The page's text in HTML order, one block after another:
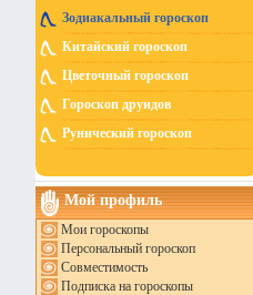
Зодиакальный гороскоп
Китайский гороскоп
Цветочный гороскоп
Гороскоп друидов
Рунический гороскоп
Мой профиль
Мои гороскопы
Персональный гороскоп
Совместимость
Подписка на гороскопы